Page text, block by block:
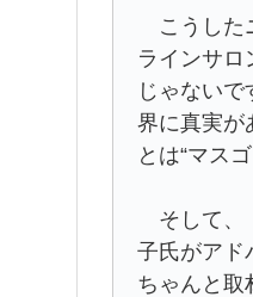
こうした
ラインサロ
じゃない
界に真実が
とは“マス
そして、
子氏がアド
ちゃんと取